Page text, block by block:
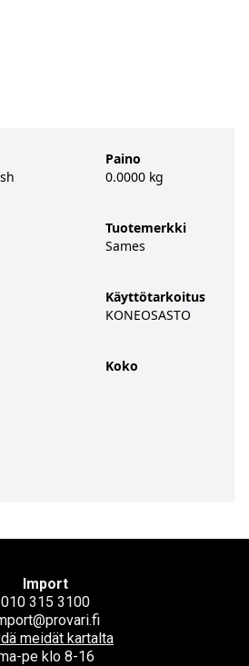
Paino
0.0000 kg
Tuotemerkki
Sames
Käyttötarkoitus
KONEOSASTO
Koko
Import
010 315 3100
meidät kartalta
pe klo 8-16